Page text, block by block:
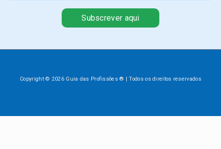
Subscrever aqui
Copyright © 2026 Guia das Profissões ® | Todos os direitos reservados